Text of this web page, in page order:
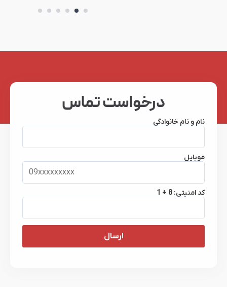
درخواست تماس
نام و نام خانوادگی
موبایل
کد امنیتی: 1 + 8
ارسال